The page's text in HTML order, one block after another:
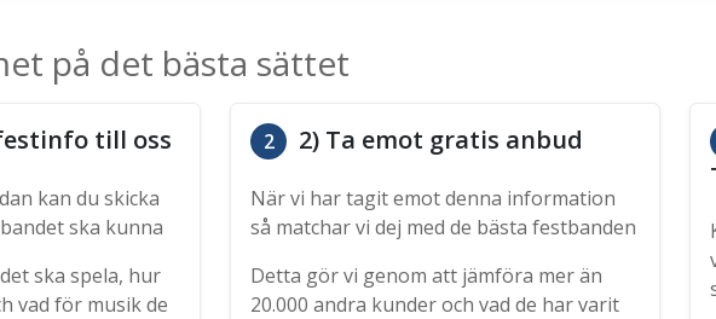
på det bästa sättet
till oss
kan du skicka
ska kunna
ska spela, hur
vad för musik de
2 2) Ta emot gratis anbud
När vi har tagit emot denna information
så matchar vi dej med de bästa festbanden
Detta gör vi genom att jämföra mer än
20.000 andra kunder och vad de har varit